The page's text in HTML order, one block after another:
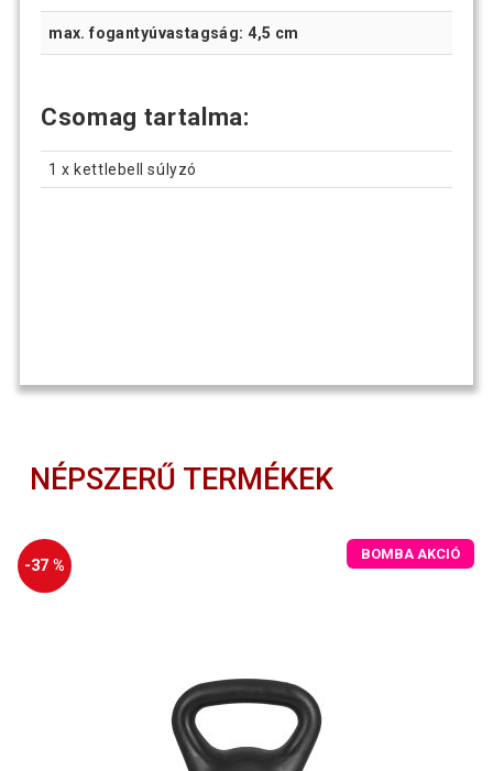
max. fogantyúvastagság: 4,5 cm
Csomag tartalma:
1 x kettlebell súlyzó
NÉPSZERŰ TERMÉKEK
-37 %
BOMBA AKCIÓ